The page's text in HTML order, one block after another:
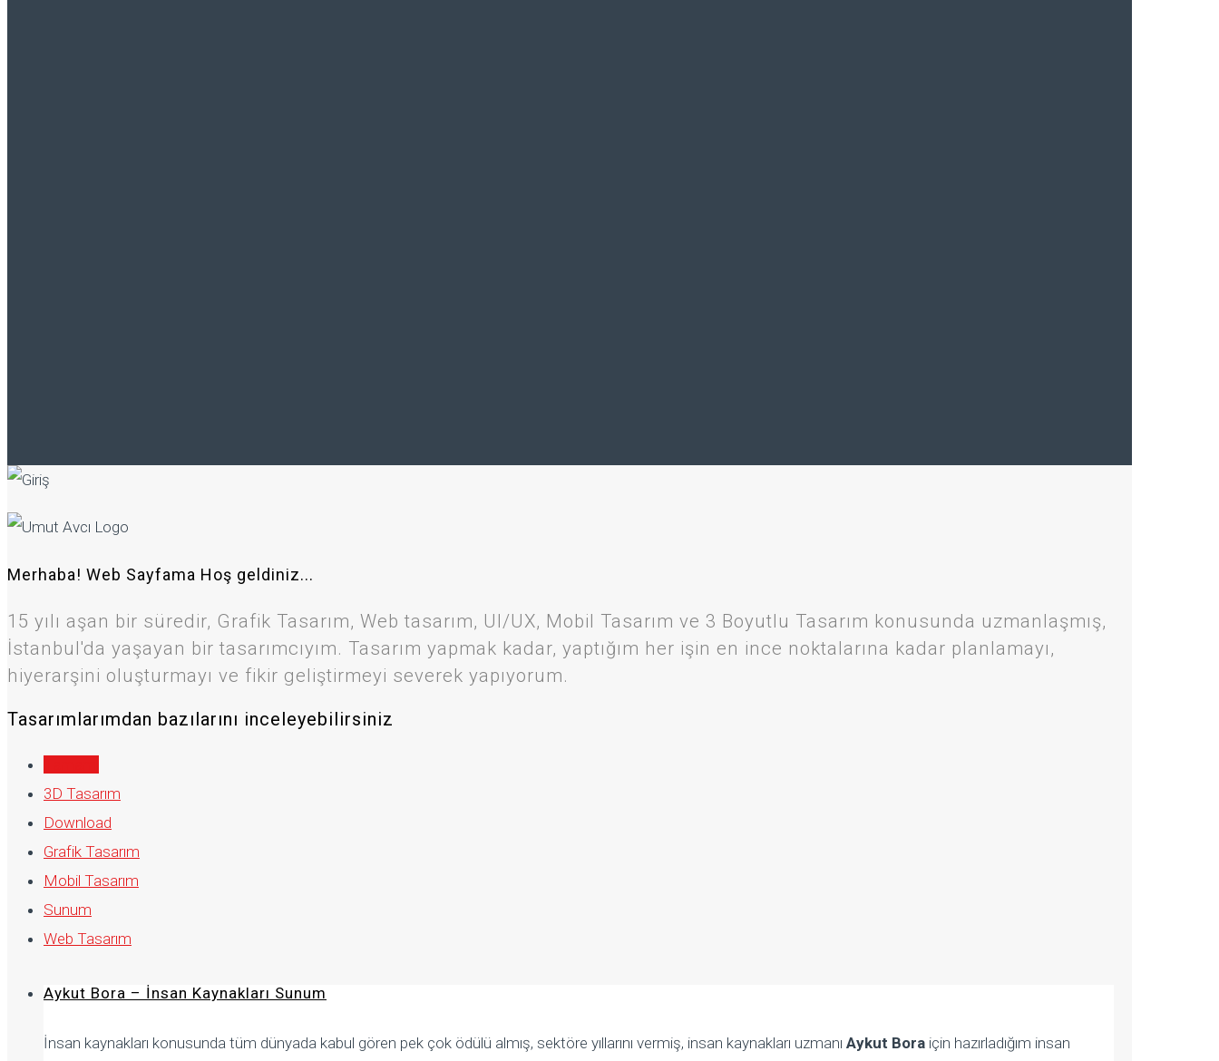
Merhaba! Web Sayfama Hoş geldiniz...
15 yılı aşan bir süredir, Grafik Tasarım, Web tasarım, UI/UX, Mobil Tasarım ve 3 Boyutlu Tasarım konusunda uzmanlaşmış,
İstanbul'da yaşayan bir tasarımcıyım. Tasarım yapmak kadar, yaptığım her işin en ince noktalarına kadar planlamayı,
hiyerarşini oluşturmayı ve fikir geliştirmeyi severek yapıyorum.
Tasarımlarımdan bazılarını inceleyebilirsiniz
3D Tasarım
Download
Grafik Tasarım
Mobil Tasarım
Sunum
Web Tasarım
Aykut Bora – İnsan Kaynakları Sunum
İnsan kaynakları konusunda tüm dünyada kabul gören pek çok ödülü almış, sektöre yıllarını vermiş, insan kaynakları uzmanı Aykut Bora için hazırladığım insan